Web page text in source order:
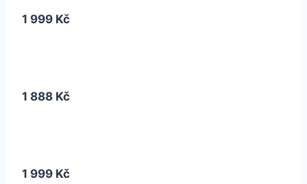
1 999 Kč
1 888 Kč
1 999 Kč